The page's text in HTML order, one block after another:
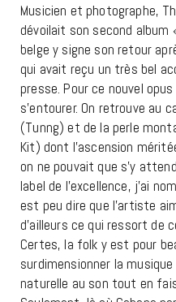
Musicien et photographe,
dévoilait son second album
belge y signe son retour
qui avait reçu un très bel
presse. Pour ce nouvel
s’entourer. On retrouve au
(Tunng) et de la perle
Kit) dont l’ascension
on ne pouvait que s’y
label de l’excellence, j’ai
est peu dire que l’artiste
d’ailleurs ce qui ressort de
Certes, la folk y est pour
surdimensionner la
naturelle au son tout en